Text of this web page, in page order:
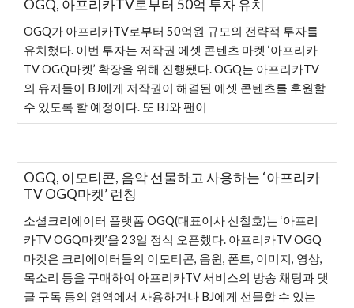
OGQ, 아프리카TV로부터 50억 투자 유치
OGQ가 아프리카TV로부터 50억원 규모의 전략적 투자를
유치했다. 이번 투자는 저작권 에셋 콘텐츠 마켓 ‘아프리카
TV OGQ마켓’ 확장을 위해 진행됐다. OGQ는 아프리카TV
의 유저들이 BJ에게 저작권이 해결된 에셋 콘텐츠를 후원할
수 있도록 할 예정이다. 또 BJ와 팬이
OGQ, 이모티콘, 음악 선물하고 사용하는 ‘아프리카
TV OGQ마켓’ 런칭
소셜크리에이터 플랫폼 OGQ(대표이사 신철호)는 ‘아프리
카TV OGQ마켓’을 23일 정식 오픈했다. 아프리카TV OGQ
마켓은 크리에이터들의 이모티콘, 음원, 폰트, 이미지, 영상,
목소리 등을 구매하여 아프리카TV 서비스의 방송 채팅과 댓
글 구독 등의 영역에서 사용하거나 BJ에게 선물할 수 있는